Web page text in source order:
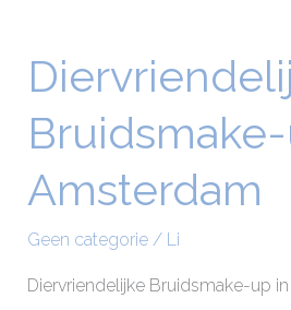
Amsterdam
Geen categorie/ Li
Diervriendelijke Bruidsmake-up
Diervriendelijke
Bruidsmake-
up
Amsterdam